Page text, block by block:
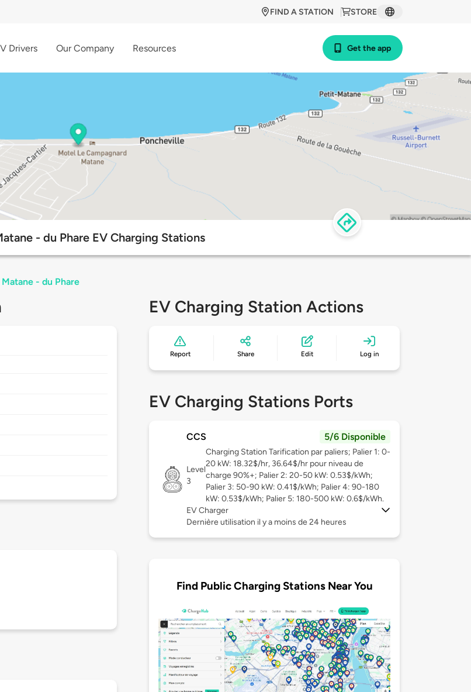
STORE
FIND A STATION
Drivers Our Company Resources Get the app
- du Phare EV Charging Stations
- du Phare
EV Charging Station Actions
Report Share Edit Log in
EV Charging Stations Ports
CCS 5/6 Disponible
Level
3
Charging Station Tarification par paliers; Palier 1: 0-
20 kW: 18.32$/hr, 36.64$/hr pour niveau de
charge 90%+; Palier 2: 20-50 kW: 0.53$/kWh;
Palier 3: 50-90 kW: 0.41$/kWh; Palier 4: 90-180
kW: 0.53$/kWh; Palier 5: 180-500 kW: 0.6$/kWh.
EV Charger
Dernière utilisation il y a moins de 24 heures
Find Public Charging Stations Near You